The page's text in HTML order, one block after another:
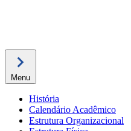
Menu
História
Calendário Acadêmico
Estrutura Organizacional